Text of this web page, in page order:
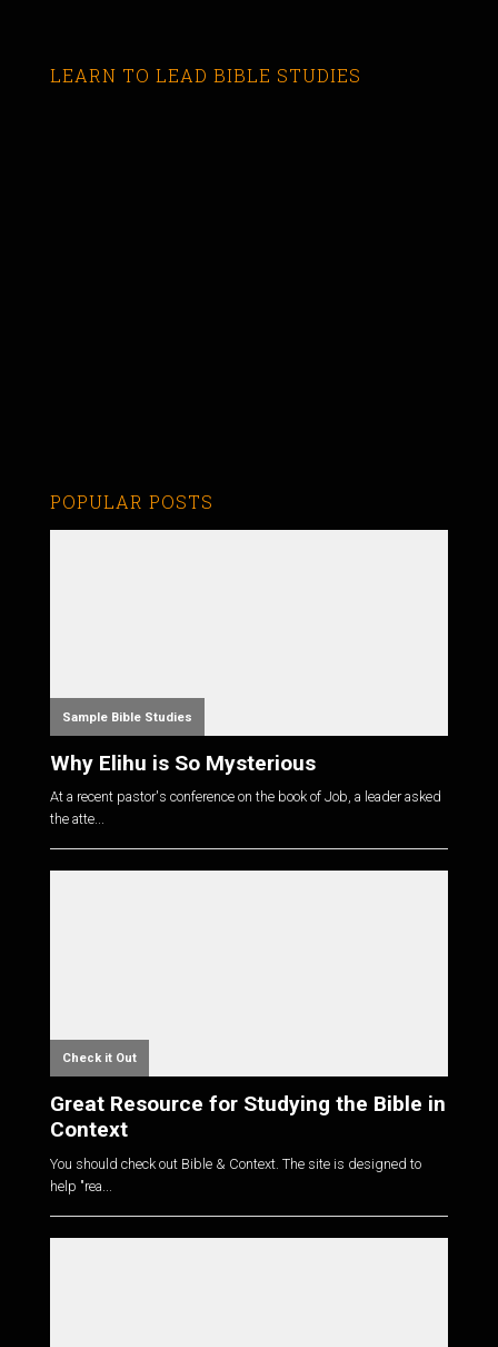
LEARN TO LEAD BIBLE STUDIES
POPULAR POSTS
Sample Bible Studies
Why Elihu is So Mysterious
At a recent pastor's conference on the book of Job, a leader asked
the atte...
Check it Out
Great Resource for Studying the Bible in
Context
You should check out Bible & Context. The site is designed to
help "rea...